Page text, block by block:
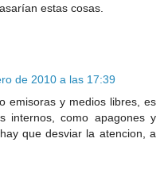
estas cosas.
de 2010 a las 17:39
emisoras y medios libres, es
internos, como apagones y
que desviar la atencion, a